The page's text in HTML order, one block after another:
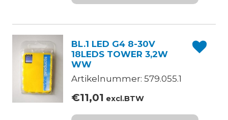
BL.1 LED G4 8-30V
18LEDS TOWER 3,2W
WW
Artikelnummer: 579.055.1
€11,01 excl.BTW